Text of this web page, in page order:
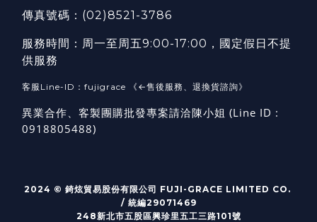
傳真號碼： (02)8521-3786
服務時間：周一至周五9:00-17:00，國定假日不提
供服務
客服Line-ID：fujigrace 《←售後服務、退換貨諮詢》
異業合作、客製團購批發專案請洽陳小姐 (Line ID :
0918805488)
2024 © 錡炫貿易股份有限公司 FUJI-GRACE LIMITED CO.
/ 統編29071469
248新北市五股區興珍里五工三路101號